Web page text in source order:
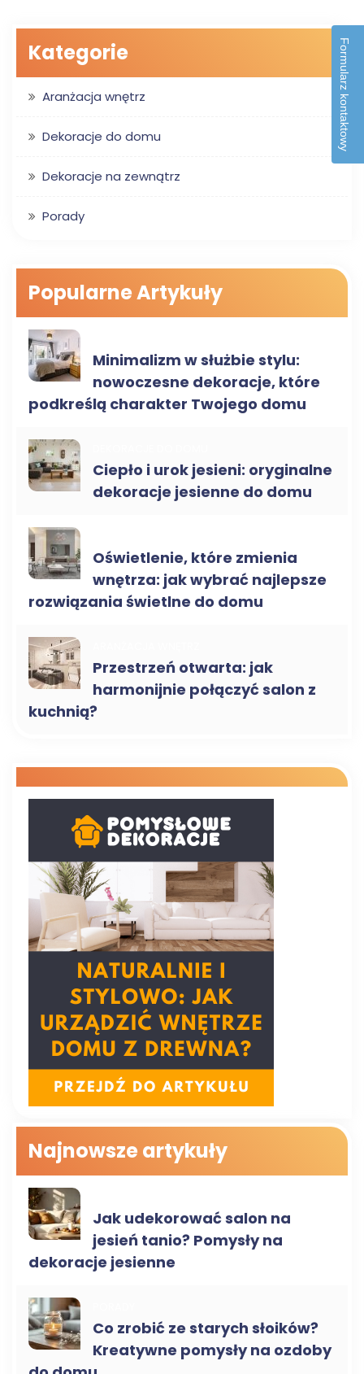
Kategorie
Aranżacja wnętrz
Dekoracje do domu
Dekoracje na zewnątrz
Porady
Popularne Artykuły
Minimalizm w służbie stylu:
nowoczesne dekoracje, które
podkreślą charakter Twojego domu
Ciepło i urok jesieni: oryginalne
dekoracje jesienne do domu
Oświetlenie, które zmienia
wnętrza: jak wybrać najlepsze
rozwiązania świetlne do domu
Przestrzeń otwarta: jak
harmonijnie połączyć salon z
kuchnią?
Najnowsze artykuły
Jak udekorować salon na
jesień tanio? Pomysły na
dekoracje jesienne
Co zrobić ze starych słoików?
Kreatywne pomysły na ozdoby
Formularz kontaktowy